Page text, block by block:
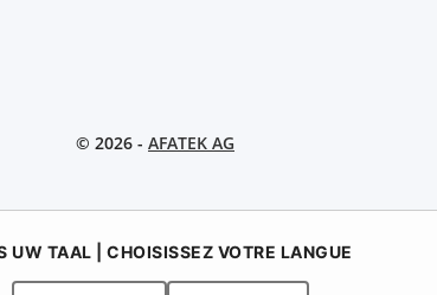
© 2026 - AFATEK AG
UW TAAL | CHOISISSEZ VOTRE LANGUE